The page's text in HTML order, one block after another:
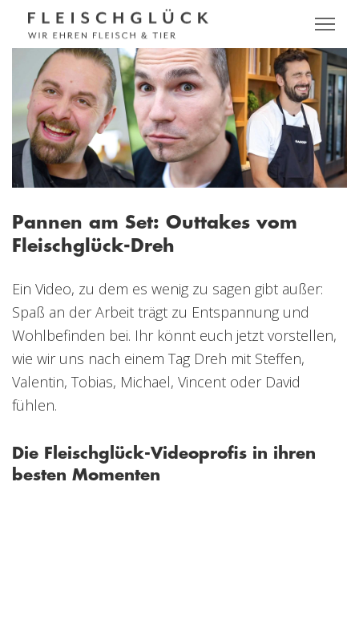
Pannen am Set: Outtakes vom
Fleischglück-Dreh
Ein Video, zu dem es wenig zu sagen gibt außer:
Spaß an der Arbeit trägt zu Entspannung und
Wohlbefinden bei. Ihr könnt euch jetzt vorstellen,
wie wir uns nach einem Tag Dreh mit Steffen,
Valentin, Tobias, Michael, Vincent oder David
fühlen.
Die Fleischglück-Videoprofis in ihren
besten Momenten